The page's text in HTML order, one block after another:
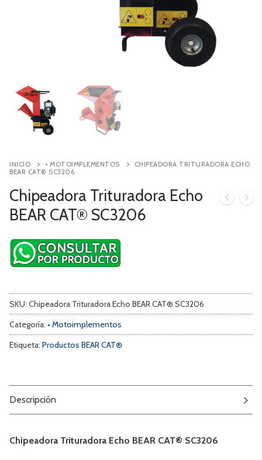
Contacto
INICIO • MOTOIMPLEMENTOS
CHIPEADORA TRITURADORA ECHO
BEAR CAT® SC3206
Chipeadora Trituradora Echo
BEAR CAT® SC3206
SKU: Chipeadora Trituradora Echo BEAR CAT® SC3206
Categoría: • Motoimplementos
Etiqueta: Productos BEAR CAT®
Descripción
Chipeadora Trituradora Echo BEAR CAT® SC3206